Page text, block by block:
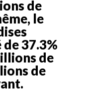
de
le
37.3%
de
de